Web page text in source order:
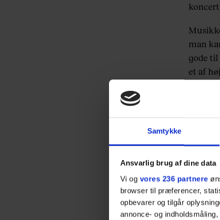
Samtykke
Ansvarlig brug af dine data
Vi og vores 236 partnere
browser til præferencer,
opbevarer og tilgår
annonce- og
man
gode til
et af
bærer
flere
løfter
foran
kan
tage